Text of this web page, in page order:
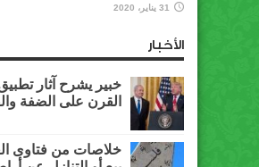
31 يناير، 2020
الأخبار
خبير يشرح آثار
القرن على الضفة
خلاصات من فتاوى